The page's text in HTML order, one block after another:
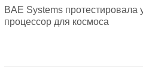
BAE Systems протестировала
процессор для космоса